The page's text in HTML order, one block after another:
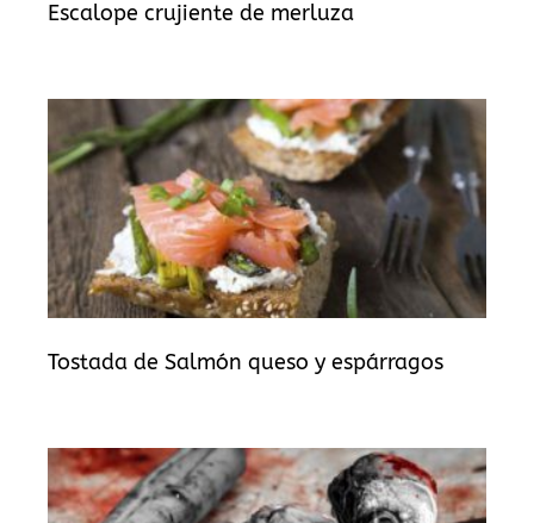
Escalope crujiente de merluza
Tostada de Salmón queso y espárragos